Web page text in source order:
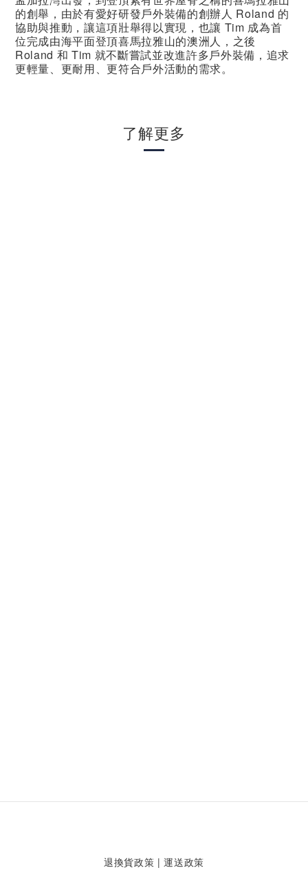
的創舉，由於有愛好研發戶外裝備的創辦人 Roland 的
協助與推動，讓這項壯舉得以實現，也讓 Tim 成為首
位完成由海平面登頂喜馬拉雅山的澳洲人，之後
Roland 和 Tim 就不斷嘗試並改進許多戶外裝備，追求
更輕量、更耐用、更符合戶外活動的需求。
了解更多
退換貨政策 |運送政策